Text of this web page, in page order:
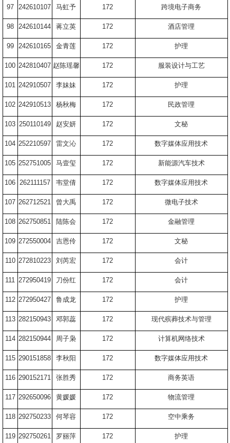
97 242610107 马虹予 172 跨境电子商务
98 242610144 蒋立英 172 酒店管理
99 242610165 金青莲 172 护理
100 242810407 赵陈瑶馨 172 服装设计与工艺
101 242910507 李妹妹 172 护理
102 242910513 杨秋梅 172 民政管理
103 250110149 赵安妍 172 文秘
104 252210597 雷文沁 172 数字媒体应用技术
105 252751005 马壹玺 172 新能源汽车技术
106 262111157 韦堂倩 172 数字媒体应用技术
107 262712521 曾大禹 172 微电子技术
108 262750851 陆陈会 172 金融管理
109 272550004 吉恩伶 172 文秘
110 272810223 刘芮宏 172 会计
111 272950419 刀份红 172 会计
112 272950427 鲁成龙 172 护理
113 282150943 邓郭蕊 172 现代殡葬技术与管理
114 282150944 周子枭 172 计算机网络技术
115 290151858 李秋阳 172 数字媒体应用技术
116 290152171 张胜秀 172 商务英语
117 292650096 黄媛媛 172 物流管理
118 292750233 何琴容 172 空中乘务
119 292750261 罗丽萍 172 护理